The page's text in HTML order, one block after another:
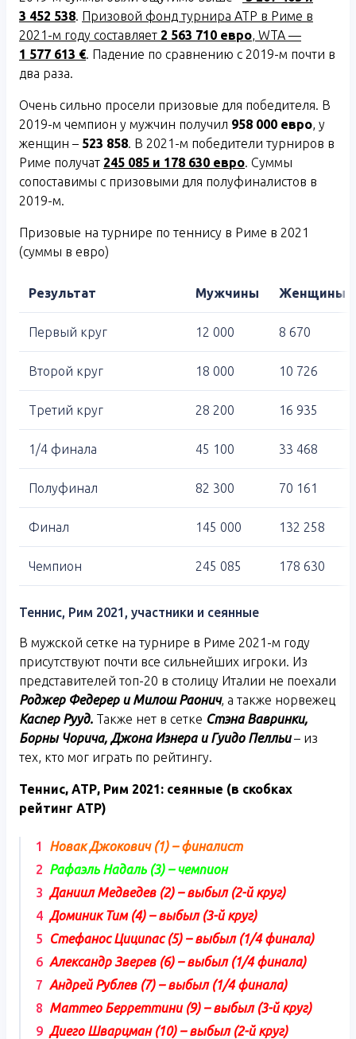
3 452 538. Призовой фонд турнира АТР в Риме в
2021-м году составляет 2 563 710 евро, WTA —
1 577 613 €. Падение по сравнению с 2019-м почти в
два раза.
Очень сильно просели призовые для победителя. В
2019-м чемпион у мужчин получил 958 000 евро, у
женщин – 523 858. В 2021-м победители турниров в
Риме получат 245 085 и 178 630 евро. Суммы
сопоставимы с призовыми для полуфиналистов в
2019-м.
Призовые на турнире по теннису в Риме в 2021
(суммы в евро)
Результат Мужчины Женщины
Первый круг 12 000 8 670
Второй круг 18 000 10 726
Третий круг 28 200 16 935
1/4 финала 45 100 33 468
Полуфинал 82 300 70 161
Финал 145 000 132 258
Чемпион 245 085 178 630
Теннис, Рим 2021, участники и сеянные
В мужской сетке на турнире в Риме 2021-м году
присутствуют почти все сильнейших игроки. Из
представителей топ-20 в столицу Италии не поехали
Роджер Федерер и Милош Раонич, а также норвежец
Каспер Рууд. Также нет в сетке Стэна Вавринки,
Борны Чорича, Джона Изнера и Гуидо Пелльи– из
тех, кто мог играть по рейтингу.
Теннис, АТР, Рим 2021: сеянные (в скобках
рейтинг ATP)
Новак Джокович (1) – финалист
Рафаэль Надаль (3) – чемпион
Даниил Медведев (2) – выбыл (2-й круг)
Доминик Тим (4) – выбыл (3-й круг)
Стефанос Циципас (5) – выбыл (1/4 финала)
Александр Зверев (6) – выбыл (1/4 финала)
Андрей Рублев (7) – выбыл (1/4 финала)
Маттео Берреттини (9) – выбыл (3-й круг)
Диего Шварцман (10) – выбыл (2-й круг)